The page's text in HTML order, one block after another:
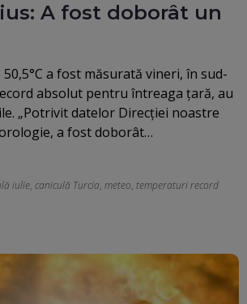
A fost doborât un
a fost măsurată vineri, în sud-
absolut pentru întreaga ţară, au
„Potrivit datelor Direcţiei noastre
a fost doborât…
iulie, caniculă Turcia, meteo, temperaturi record